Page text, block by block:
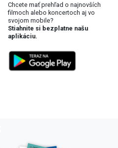
Chcete mať prehľad o najnovších
filmoch alebo koncertoch aj vo
svojom mobile?
Stiahnite si bezplatne našu
aplikáciu.